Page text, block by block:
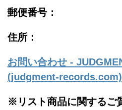
郵便番号：
住所：
お問い合わせ -
(judgment-records.com)
※リスト商品に関するご